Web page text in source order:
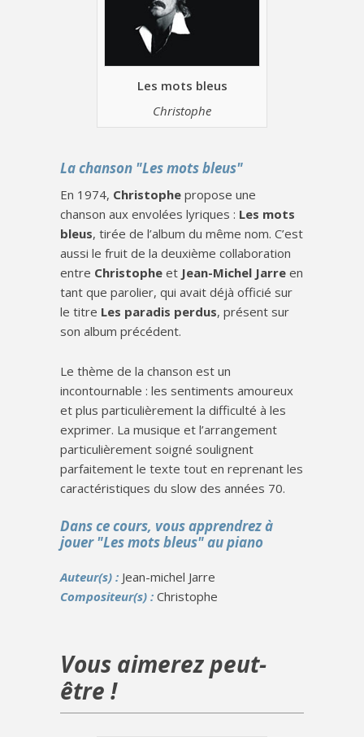
Les mots bleus
Christophe
La chanson "Les mots bleus"
En 1974, Christophe propose une
chanson aux envolées lyriques : Les mots
bleus, tirée de l’album du même nom. C’est
aussi le fruit de la deuxième collaboration
entre Christophe et Jean-Michel Jarre en
tant que parolier, qui avait déjà officié sur
le titre Les paradis perdus, présent sur
son album précédent.
Le thème de la chanson est un
incontournable : les sentiments amoureux
et plus particulièrement la difficulté à les
exprimer. La musique et l’arrangement
particulièrement soigné soulignent
parfaitement le texte tout en reprenant les
caractéristiques du slow des années 70.
Dans ce cours, vous apprendrez à
jouer "Les mots bleus" au piano
Auteur(s) : Jean-michel Jarre
Compositeur(s) : Christophe
Vous aimerez peut-
être !